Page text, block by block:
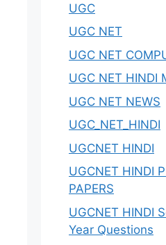
UGC
UGC NET
UGC NET
UGC NET HINDI
UGC NET NEWS
UGC_NET_HINDI
UGCNET HINDI
UGCNET HINDI
PAPERS
UGCNET HINDI
Year Questions